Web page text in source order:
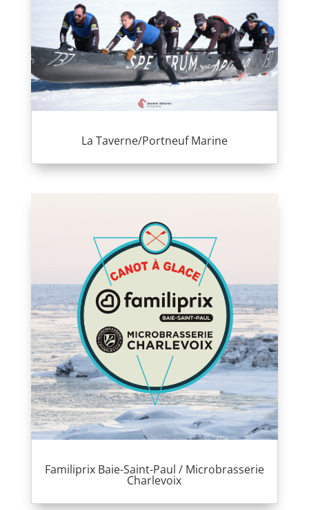
La Taverne/Portneuf Marine
Familiprix Baie-Saint-Paul / Microbrasserie
Charlevoix